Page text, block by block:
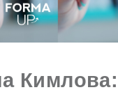
Кимлова: